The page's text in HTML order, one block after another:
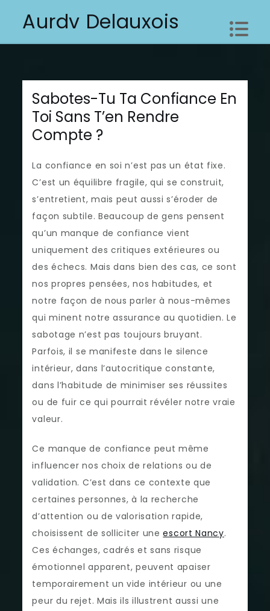
content
Aurdv Delauxois
Sabotes-Tu Ta Confiance En
Toi Sans T’en Rendre
Compte ?
La confiance en soi n’est pas un état fixe.
C’est un équilibre fragile, qui se construit,
s’entretient, mais peut aussi s’éroder de
façon subtile. Beaucoup de gens pensent
qu’un manque de confiance vient
uniquement des critiques extérieures ou
des échecs. Mais dans bien des cas, ce sont
nos propres pensées, nos habitudes, et
notre façon de nous parler à nous-mêmes
qui minent notre assurance au quotidien. Le
sabotage n’est pas toujours bruyant.
Parfois, il se manifeste dans le silence
intérieur, dans l’autocritique constante,
dans l’habitude de minimiser ses réussites
ou de fuir ce qui pourrait révéler notre vraie
valeur.
Ce manque de confiance peut même
influencer nos choix de relations ou de
validation. C’est dans ce contexte que
certaines personnes, à la recherche
d’attention ou de valorisation rapide,
choisissent de solliciter uneescort Nancy.
Ces échanges, cadrés et sans risque
émotionnel apparent, peuvent apaiser
temporairement un vide intérieur ou une
peur du rejet. Mais ils illustrent aussi une